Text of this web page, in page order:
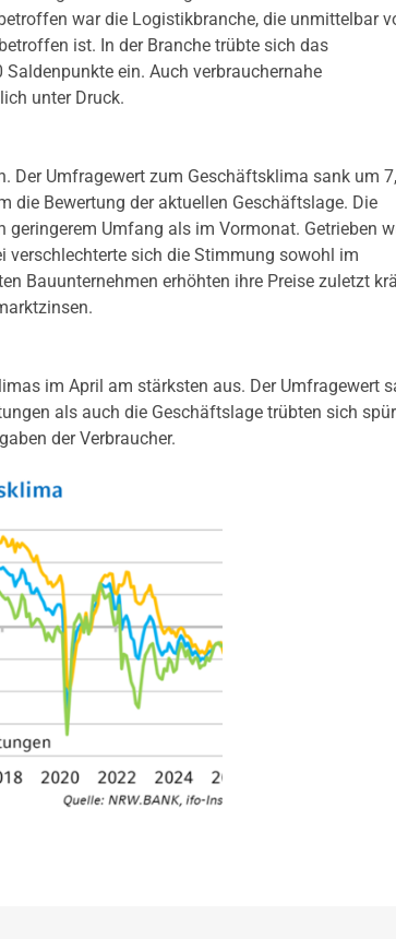
war die Logistikbranche, die unmittelbar
ist. In der Branche trübte sich das
ein. Auch verbrauchernahe
unter Druck.
Der Umfragewert zum Geschäftsklima sank um
die Bewertung der aktuellen Geschäftslage. Die
Umfang als im Vormonat. Getrieben
verschlechterte sich die Stimmung sowohl im
Bauunternehmen erhöhten ihre Preise zuletzt
im April am stärksten aus. Der Umfragewert
als auch die Geschäftslage trübten sich
der Verbraucher.